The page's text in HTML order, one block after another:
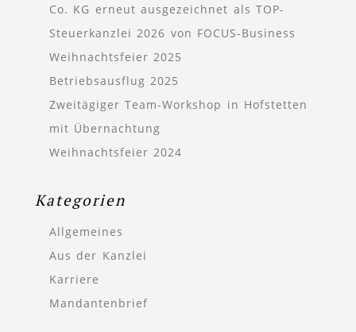
Co. KG erneut ausgezeichnet als TOP-
Steuerkanzlei 2026 von FOCUS-Business
Weihnachtsfeier 2025
Betriebsausflug 2025
Zweitägiger Team-Workshop in Hofstetten
mit Übernachtung
Weihnachtsfeier 2024
Kategorien
Allgemeines
Aus der Kanzlei
Karriere
Mandantenbrief